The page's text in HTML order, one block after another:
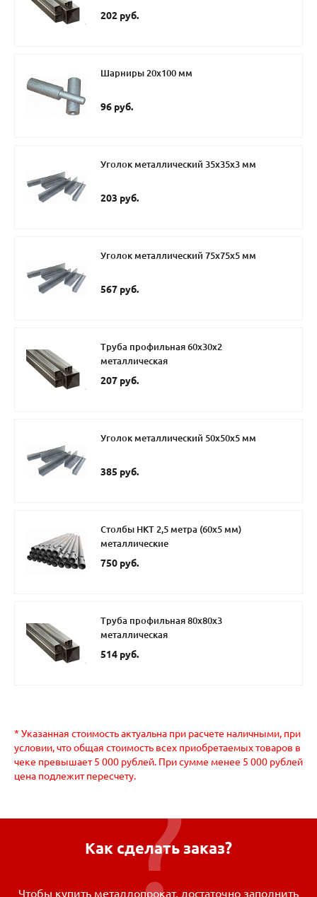
202 руб.
Шарниры 20х100 мм
96 руб.
Уголок металлический 35х35х3 мм
203 руб.
Уголок металлический 75х75х5 мм
567 руб.
Труба профильная 60х30х2
металлическая
207 руб.
Уголок металлический 50х50х5 мм
385 руб.
Столбы НКТ 2,5 метра (60х5 мм)
металлические
750 руб.
Труба профильная 80х80х3
металлическая
514 руб.
* Указанная стоимость актуальна при расчете наличными, при
условии, что общая стоимость всех приобретаемых товаров в
чеке превышает 5 000 рублей. При сумме менее 5 000 рублей
цена подлежит пересчету.
Как сделать заказ?
Чтобы купить металлопрокат, достаточно заполнить